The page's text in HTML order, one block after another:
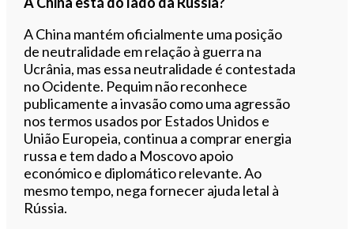
A China mantém oficialmente uma posição
de neutralidade em relação à guerra na
Ucrânia, mas essa neutralidade é contestada
no Ocidente. Pequim não reconhece
publicamente a invasão como uma agressão
nos termos usados por Estados Unidos e
União Europeia, continua a comprar energia
russa e tem dado a Moscovo apoio
económico e diplomático relevante. Ao
mesmo tempo, nega fornecer ajuda letal à
Rússia.